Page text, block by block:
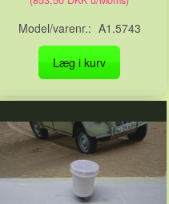
Model/varenr.: A1.5743
Læg i kurv